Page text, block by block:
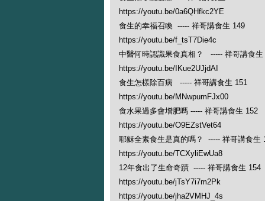
https://youtu.be/0a6QHfkc2YE
食生的幸福召喚 ----- 祥哥講食生 149
https://youtu.be/f_tsT7Die4c
中醫何時認識果食真相？ ----- 祥哥講食生
https://youtu.be/IKue2UJjdAI
食生怎樣除百病 ----- 祥哥講食生 151
https://youtu.be/MNwpumFJx00
食水果過多會增肥嗎 ----- 祥哥講食生 152
https://youtu.be/O9EZstVet64
耶穌全素食生是真的嗎？ ----- 祥哥講食生
https://youtu.be/TCXyliEwUa8
12年食出了生命奇蹟 ----- 祥哥講食生 154
https://youtu.be/jTsY7i7m2Pk
https://youtu.be/jha2VMHJ_4s